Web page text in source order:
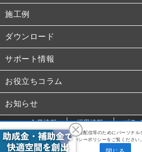
施工例
ダウンロード
サポート情報
お役立ちコラム
お知らせ
企業情報 採用情報 プラ
© 2015 TAKANO Co.,
利便性向上や利用状況の分析、広告配信等のためにパーソナ
いては、当社のプライバシーポリシーをご覧ください。